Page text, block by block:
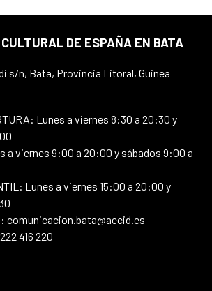
DE ESPAÑA EN BATA
s/n, Bata, Provincia Litoral, Guinea
Lunes a viernes 8:30 a 20:30 y
a viernes 9:00 a 20:00 y sábados 9:00 a
Lunes a viernes 15:00 a 20:00 y
comunicacion.bata@aecid.es
416 220